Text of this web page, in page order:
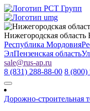
Нижегородская область
Республика Мордовия
ЭлПензенская область
sale@rus-ap.ru
8 (831) 288-88-00 8 (800)
Дорожно-строительная